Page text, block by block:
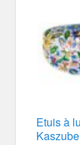
Etuis à
Kaszube